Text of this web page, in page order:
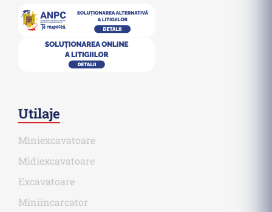
Utilaje
Miniexcavatoare
Midiexcavatoare
Excavatoare
Miniincarcator